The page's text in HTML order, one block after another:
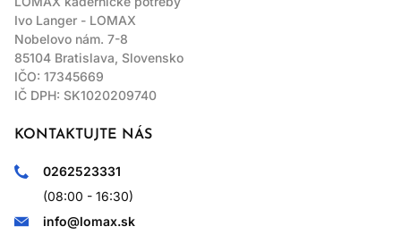
Ivo Langer - LOMAX
Nobelovo nám. 7-8
85104 Bratislava, Slovensko
IČO: 17345669
IČ DPH: SK1020209740
KONTAKTUJTE NÁS
0262523331
(08:00 - 16:30)
info@lomax.sk